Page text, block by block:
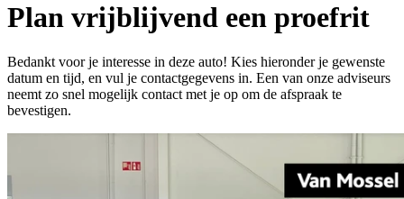
Plan vrijblijvend een proefrit
Bedankt voor je interesse in deze auto! Kies hieronder je gewenste
datum en tijd, en vul je contactgegevens in. Een van onze adviseurs
neemt zo snel mogelijk contact met je op om de afspraak te
bevestigen.